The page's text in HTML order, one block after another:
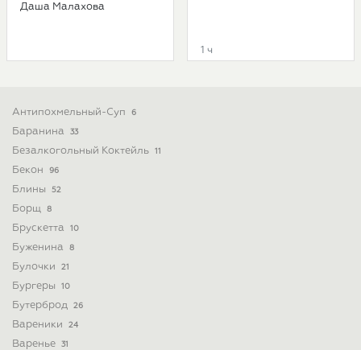
Даша Малахова
1 ч
Антипохмельный-Суп 6
Баранина 33
Безалкогольный Коктейль 11
Бекон 96
Блины 52
Борщ 8
Брускетта 10
Буженина 8
Булочки 21
Бургеры 10
Бутерброд 26
Вареники 24
Варенье 31